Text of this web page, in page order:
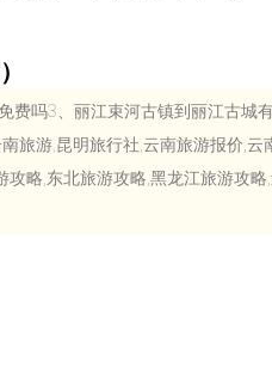
吗3、丽江束河古镇到丽江古城
旅游,昆明旅行社,云南旅游报价,云
略,东北旅游攻略,黑龙江旅游攻